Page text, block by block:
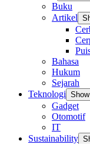
Buku
Artikel
Bahasa
Hukum
Sejarah
Teknologi
Gadget
Otomotif
IT
Sustainability